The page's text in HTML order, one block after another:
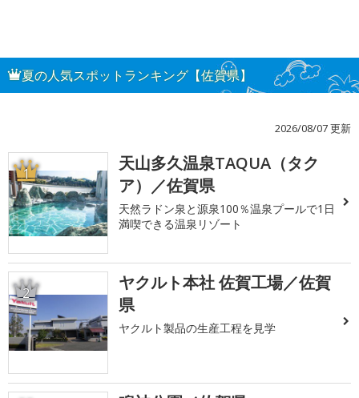
夏の人気スポットランキング【佐賀県】
2026/08/07 更新
1
天山多久温泉TAQUA（タク
ア）／佐賀県
天然ラドン泉と源泉100％温泉プールで1日
満喫できる温泉リゾート
2
ヤクルト本社 佐賀工場／佐賀
県
ヤクルト製品の生産工程を見学